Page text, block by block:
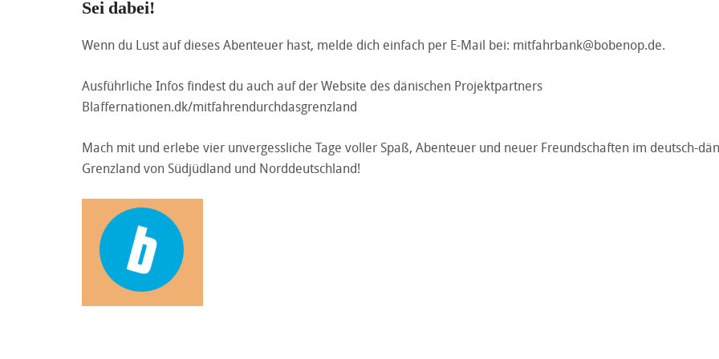
Sei dabei!
Wenn du Lust auf dieses Abenteuer hast, melde dich einfach per E-Mail bei: mitfahrbank@bobenop.de.
Ausführliche Infos findest du auch auf der Website des dänischen Projektpartners
Blaffernationen.dk/mitfahrendurchdasgrenzland
Mach mit und erlebe vier unvergessliche Tage voller Spaß, Abenteuer und neuer Freundschaften im deutsch-
Grenzland von Südjüdland und Norddeutschland!